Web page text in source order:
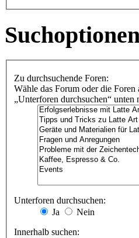
Zu durchsuchende Foren:
Wähle das Forum oder die
„Unterforen durchsuchen“ unten
Unterforen durchsuchen:
Ja
Nein
Innerhalb suchen: